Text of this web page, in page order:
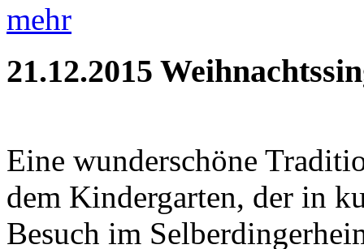
mehr
21.12.2015
Eine wunderschöne
dem Kindergarten, der in
Besuch im